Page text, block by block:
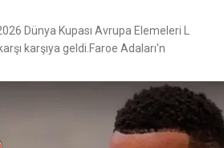
Dünya Kupası Avrupa Elemeleri L
karşıya geldi.Faroe Adaları'n